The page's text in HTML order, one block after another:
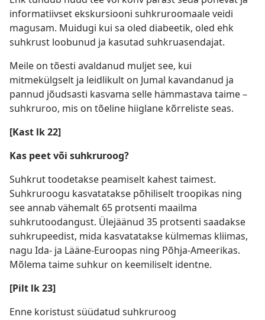
informatiivset ekskursiooni suhkruroomaale veidi
magusam. Muidugi kui sa oled diabeetik, oled ehk
suhkrust loobunud ja kasutad suhkruasendajat.
Meile on tõesti avaldanud muljet see, kui
mitmekülgselt ja leidlikult on Jumal kavandanud ja
pannud jõudsasti kasvama selle hämmastava taime –
suhkruroo, mis on tõeline hiiglane kõrreliste seas.
[Kast lk 22]
Kas peet või suhkruroog?
Suhkrut toodetakse peamiselt kahest taimest.
Suhkruroogu kasvatatakse põhiliselt troopikas ning
see annab vähemalt 65 protsenti maailma
suhkrutoodangust. Ülejäänud 35 protsenti saadakse
suhkrupeedist, mida kasvatatakse külmemas kliimas,
nagu Ida- ja Lääne-Euroopas ning Põhja-Ameerikas.
Mõlema taime suhkur on keemiliselt identne.
[Pilt lk 23]
Enne koristust süüdatud suhkruroog